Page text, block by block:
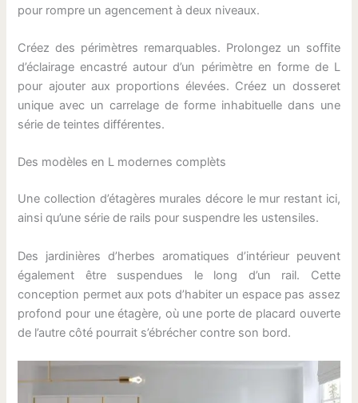
pour rompre un agencement à deux niveaux.
Créez des périmètres remarquables. Prolongez un soffite
d’éclairage encastré autour d’un périmètre en forme de L
pour ajouter aux proportions élevées. Créez un dosseret
unique avec un carrelage de forme inhabituelle dans une
série de teintes différentes.
Des modèles en L modernes complèts
Une collection d’étagères murales décore le mur restant ici,
ainsi qu’une série de rails pour suspendre les ustensiles.
Des jardinières d’herbes aromatiques d’intérieur peuvent
également être suspendues le long d’un rail. Cette
conception permet aux pots d’habiter un espace pas assez
profond pour une étagère, où une porte de placard ouverte
de l’autre côté pourrait s’ébrécher contre son bord.